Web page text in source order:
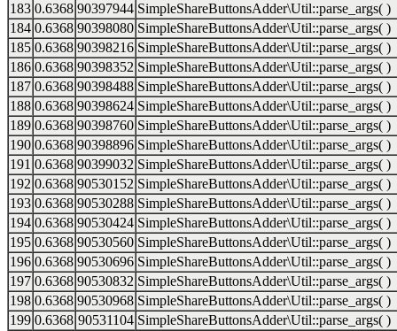
183 0.6368 90397944 SimpleShareButtonsAdder\Util::parse_args( )
184 0.6368 90398080 SimpleShareButtonsAdder\Util::parse_args( )
185 0.6368 90398216 SimpleShareButtonsAdder\Util::parse_args( )
186 0.6368 90398352 SimpleShareButtonsAdder\Util::parse_args( )
187 0.6368 90398488 SimpleShareButtonsAdder\Util::parse_args( )
188 0.6368 90398624 SimpleShareButtonsAdder\Util::parse_args( )
189 0.6368 90398760 SimpleShareButtonsAdder\Util::parse_args( )
190 0.6368 90398896 SimpleShareButtonsAdder\Util::parse_args( )
191 0.6368 90399032 SimpleShareButtonsAdder\Util::parse_args( )
192 0.6368 90530152 SimpleShareButtonsAdder\Util::parse_args( )
193 0.6368 90530288 SimpleShareButtonsAdder\Util::parse_args( )
194 0.6368 90530424 SimpleShareButtonsAdder\Util::parse_args( )
195 0.6368 90530560 SimpleShareButtonsAdder\Util::parse_args( )
196 0.6368 90530696 SimpleShareButtonsAdder\Util::parse_args( )
197 0.6368 90530832 SimpleShareButtonsAdder\Util::parse_args( )
198 0.6368 90530968 SimpleShareButtonsAdder\Util::parse_args( )
199 0.6368 90531104 SimpleShareButtonsAdder\Util::parse_args( )